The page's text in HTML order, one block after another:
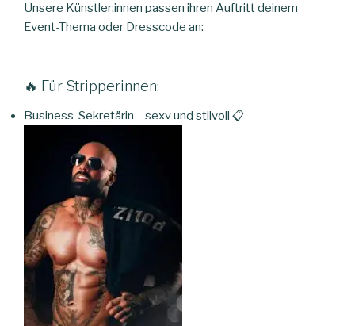
Unsere Künstler:innen passen ihren Auftritt deinem
Event-Thema oder Dresscode an:
🔥 Für Stripperinnen:
Business-Sekretärin – sexy und stilvoll 📋